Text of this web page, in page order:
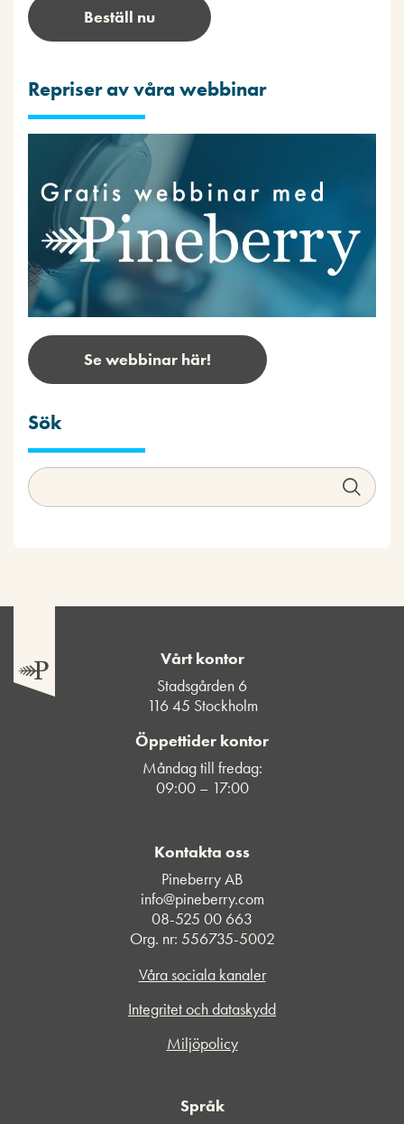
Beställ nu
Repriser av våra webbinar
Se webbinar här!
Sök
Vårt kontor
Stadsgården 6
116 45 Stockholm
Öppettider kontor
Måndag till fredag:
09:00 – 17:00
Kontakta oss
Pineberry AB
info@pineberry.com
08-525 00 663
Org. nr: 556735-5002
Våra sociala kanaler
Integritet och dataskydd
Miljöpolicy
Språk